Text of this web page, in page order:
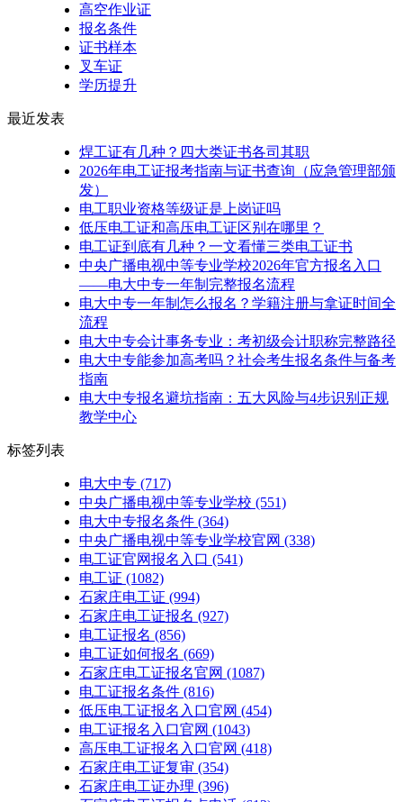
高空作业证
报名条件
证书样本
叉车证
学历提升
最近发表
焊工证有几种？四大类证书各司其职
2026年电工证报考指南与证书查询（应急管理部颁
发）
电工职业资格等级证是上岗证吗
低压电工证和高压电工证区别在哪里？
电工证到底有几种？一文看懂三类电工证书
中央广播电视中等专业学校2026年官方报名入口
——电大中专一年制完整报名流程
电大中专一年制怎么报名？学籍注册与拿证时间全
流程
电大中专会计事务专业：考初级会计职称完整路径
电大中专能参加高考吗？社会考生报名条件与备考
指南
电大中专报名避坑指南：五大风险与4步识别正规
教学中心
标签列表
电大中专 (717)
中央广播电视中等专业学校 (551)
电大中专报名条件 (364)
中央广播电视中等专业学校官网 (338)
电工证官网报名入口 (541)
电工证 (1082)
石家庄电工证 (994)
石家庄电工证报名 (927)
电工证报名 (856)
电工证如何报名 (669)
石家庄电工证报名官网 (1087)
电工证报名条件 (816)
低压电工证报名入口官网 (454)
电工证报名入口官网 (1043)
高压电工证报名入口官网 (418)
石家庄电工证复审 (354)
石家庄电工证办理 (396)